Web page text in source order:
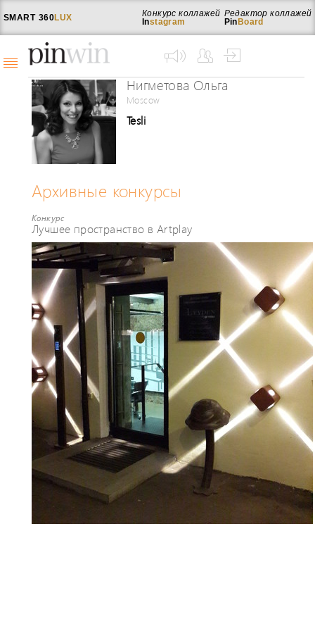
SMART 360LUX
Редактор коллажей
Pin Board
Конкурс коллажей
Instagram
Нигметова Ольга
Moscow
Tesli
Архивные конкурсы
Конкурс
Лучшее пространство в Artplay